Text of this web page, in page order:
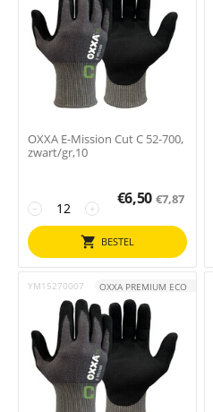
OXXA E-Mission Cut C 52-700,
zwart/gr,10
+
−
€6,50 €7,87
BESTEL
YM15270007 OXXA PREMIUM ECO